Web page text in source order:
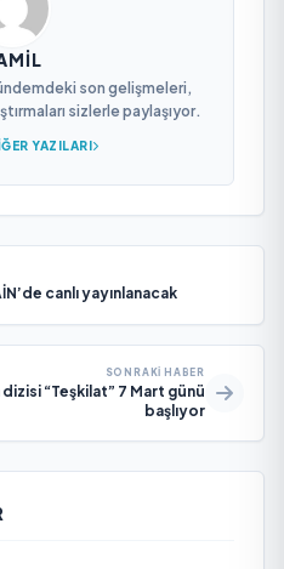
son gelişmeleri,
sizlerle paylaşıyor.
YAZILARI
canlı yayınlanacak
SONRAKI HABER
dizisi “Teşkilat” 7 Mart günü
başlıyor